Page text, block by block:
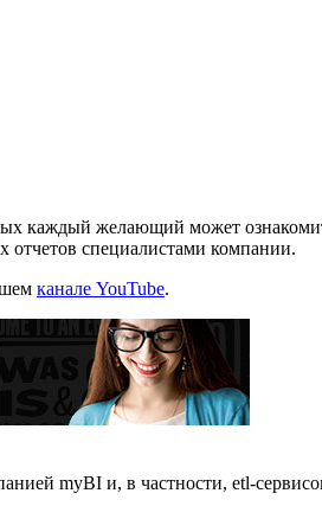
каждый желающий может
отчетов специалистами компании.
канале YouTube.
myBI и, в частности, etl-